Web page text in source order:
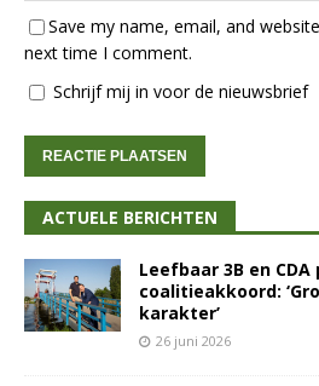
Save my name, email, and
next time I comment.
Schrijf mij in voor de nieuwsbrief
ACTUELE BERICHTEN
Leefbaar 3B en
coalitieakkoord:
karakter’
26 juni 2026